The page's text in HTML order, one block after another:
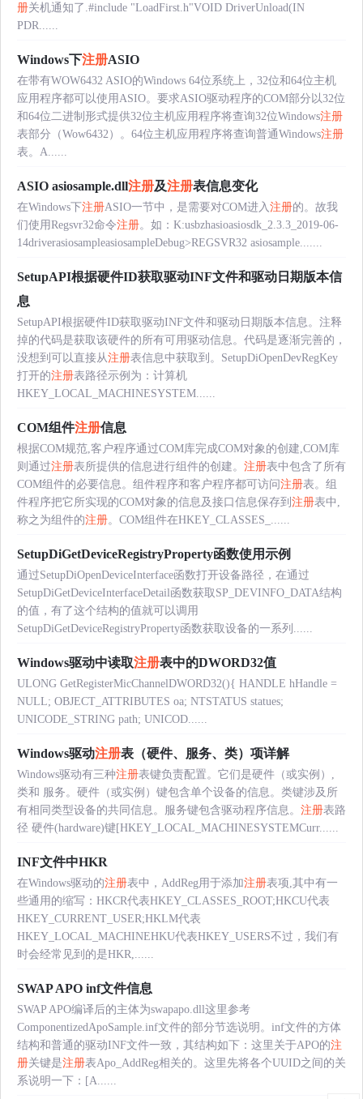
册关机通知了.#include "LoadFirst.h"VOID DriverUnload(IN
PDR......
Windows下注册ASIO
在带有WOW6432 ASIO的Windows 64位系统上，32位和64位主机
应用程序都可以使用ASIO。要求ASIO驱动程序的COM部分以32位
和64位二进制形式提供32位主机应用程序将查询32位Windows注册
表部分（Wow6432）。64位主机应用程序将查询普通Windows注册
表。A......
ASIO asiosample.dll注册及注册表信息变化
在Windows下注册ASIO一节中，是需要对COM进入注册的。故我
们使用Regsvr32命令注册。如：K:usbzhasioasiosdk_2.3.3_2019-06-
14driverasiosampleasiosampleDebug>REGSVR32 asiosample.......
SetupAPI根据硬件ID获取驱动INF文件和驱动日期版本信
息
SetupAPI根据硬件ID获取驱动INF文件和驱动日期版本信息。注释
掉的代码是获取该硬件的所有可用驱动信息。代码是逐渐完善的，
没想到可以直接从注册表信息中获取到。SetupDiOpenDevRegKey
打开的注册表路径示例为：计算机
HKEY_LOCAL_MACHINESYSTEM......
COM组件注册信息
根据COM规范,客户程序通过COM库完成COM对象的创建,COM库
则通过注册表所提供的信息进行组件的创建。 注册表中包含了所有
COM组件的必要信息。组件程序和客户程序都可访问注册表。组
件程序把它所实现的COM对象的信息及接口信息保存到 注册表中,
称之为组件的注册。COM组件在HKEY_CLASSES_......
SetupDiGetDeviceRegistryProperty函数使用示例
通过SetupDiOpenDeviceInterface函数打开设备路径，在通过
SetupDiGetDeviceInterfaceDetail函数获取SP_DEVINFO_DATA结构
的值，有了这个结构的值就可以调用
SetupDiGetDeviceRegistryProperty函数获取设备的一系列......
Windows驱动中读取注册表中的DWORD32值
ULONG GetRegisterMicChannelDWORD32(){ HANDLE hHandle =
NULL; OBJECT_ATTRIBUTES oa; NTSTATUS statues;
UNICODE_STRING path; UNICOD......
Windows驱动注册表（硬件、服务、类）项详解
Windows驱动有三种注册表键负责配置。它们是硬件（或实例）,
类和 服务。硬件（或实例）键包含单个设备的信息。类键涉及所
有相同类型设备的共同信息。服务键包含驱动程序信息。 注册表路
径 硬件(hardware)键[HKEY_LOCAL_MACHINESYSTEMCurr......
INF文件中HKR
在Windows驱动的注册表中，AddReg用于添加注册表项,其中有一
些通用的缩写：HKCR代表HKEY_CLASSES_ROOT;HKCU代表
HKEY_CURRENT_USER;HKLM代表
HKEY_LOCAL_MACHINEHKU代表HKEY_USERS不过，我们有
时会经常见到的是HKR,......
SWAP APO inf文件信息
SWAP APO编译后的主体为swapapo.dll这里参考
ComponentizedApoSample.inf文件的部分节选说明。inf文件的方体
结构和普通的驱动INF文件一致，其结构如下：这里关于APO的注
册关键是注册表Apo_AddReg相关的。这里先将各个UUID之间的关
系说明一下：[A......